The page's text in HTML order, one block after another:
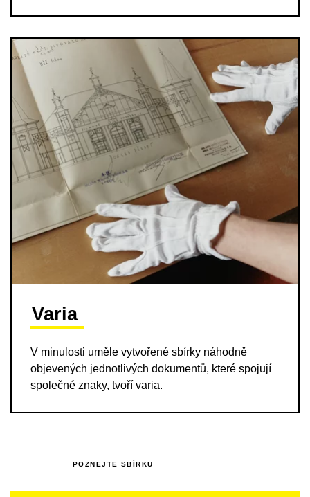
Varia
V minulosti uměle vytvořené sbírky náhodně
objevených jednotlivých dokumentů, které spojují
společné znaky, tvoří varia.
POZNEJTE SBÍRKU